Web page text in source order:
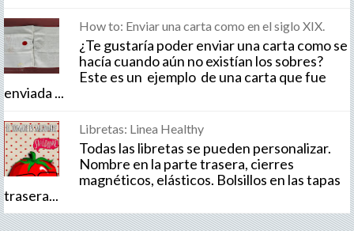
How to: Enviar una carta como en el siglo XIX.
¿Te gustaría poder enviar una carta como se
hacía cuando aún no existían los sobres?
Este es un ejemplo de una carta que fue
enviada ...
Libretas: Linea Healthy
Todas las libretas se pueden personalizar.
Nombre en la parte trasera, cierres
magnéticos, elásticos. Bolsillos en las tapas
trasera...